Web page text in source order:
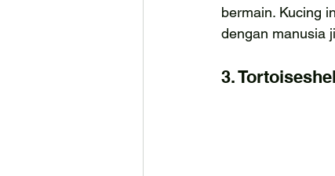
bermain. Kucing
dengan manusia
3.